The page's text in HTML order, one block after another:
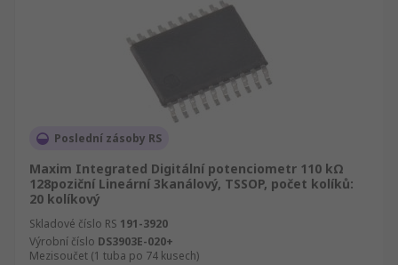
Poslední zásoby RS
Maxim Integrated Digitální potenciometr 110 kΩ
128poziční Lineární 3kanálový, TSSOP, počet kolíků:
20 kolíkový
Skladové číslo RS 191-3920
Výrobní číslo DS3903E-020+
Mezisoučet (1 tuba po 74 kusech)